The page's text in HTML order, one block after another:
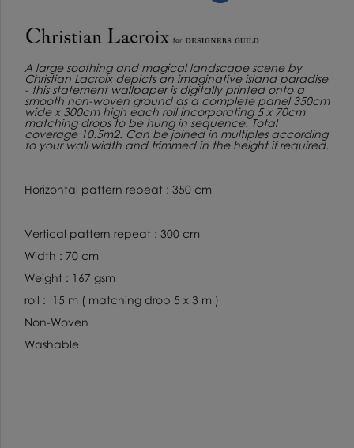
A large soothing and magical landscape scene by
Christian Lacroix depicts an imaginative island paradise
- this statement wallpaper is digitally printed onto a
smooth non-woven ground as a complete panel 350cm
wide x 300cm high each roll incorporating 5 x 70cm
matching drops to be hung in sequence. Total
coverage 10.5m2. Can be joined in multiples according
to your wall width and trimmed in the height if required.
Horizontal pattern repeat : 350 cm
Vertical pattern repeat : 300 cm
Width : 70 cm
Weight : 167 gsm
roll : 15 m ( matching drop 5 x 3 m )
Non-Woven
Washable